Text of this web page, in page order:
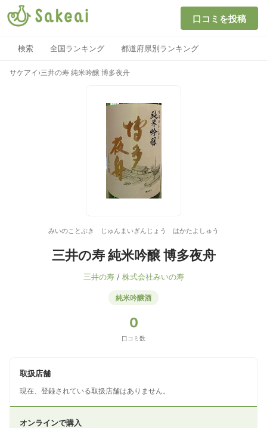
口コミを投稿
検索 全国ランキング 都道府県別ランキング
サケアイ ›三井の寿 純米吟醸 博多夜舟
みいのことぶき じゅんまいぎんじょう はかたよしゅう
三井の寿 純米吟醸 博多夜舟
三井の寿/ 株式会社みいの寿
純米吟醸酒
0
口コミ数
取扱店舗
現在、登録されている取扱店舗はありません。
オンラインで購入